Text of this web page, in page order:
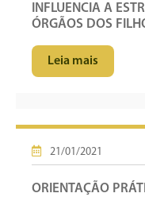
INFLUENCIA A
ÓRGÃOS DOS
Leia mais
21/01/2021
ORIENTAÇÃO